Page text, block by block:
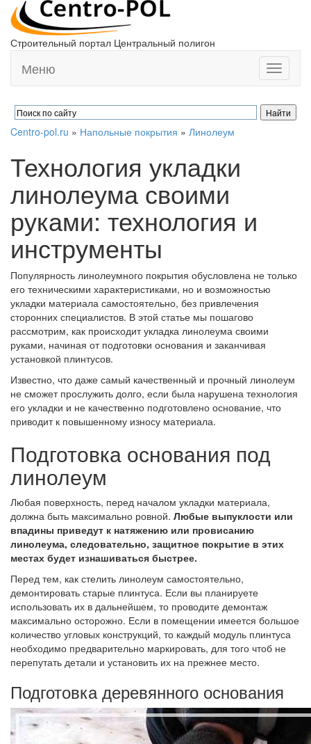
Строительный портал Центральный полигон
Toggle
Меню
Centro-pol.ru » Напольные покрытия » Линолеум
Технология укладки
линолеума своими
руками: технология и
инструменты
Популярность линолеумного покрытия обусловлена не только
его техническими характеристиками, но и возможностью
укладки материала самостоятельно, без привлечения
сторонних специалистов. В этой статье мы пошагово
рассмотрим, как происходит укладка линолеума своими
руками, начиная от подготовки основания и заканчивая
установкой плинтусов.
Известно, что даже самый качественный и прочный линолеум
не сможет прослужить долго, если была нарушена технология
его укладки и не качественно подготовлено основание, что
приводит к повышенному износу материала.
Подготовка основания под
линолеум
Любая поверхность, перед началом укладки материала,
должна быть максимально ровной. Любые выпуклости или
впадины приведут к натяжению или провисанию
линолеума, следовательно, защитное покрытие в этих
местах будет изнашиваться быстрее.
Перед тем, как стелить линолеум самостоятельно,
демонтировать старые плинтуса. Если вы планируете
использовать их в дальнейшем, то проводите демонтаж
максимально осторожно. Если в помещении имеется большое
количество угловых конструкций, то каждый модуль плинтуса
необходимо предварительно маркировать, для того чтоб не
перепутать детали и установить их на прежнее место.
Подготовка деревянного основания